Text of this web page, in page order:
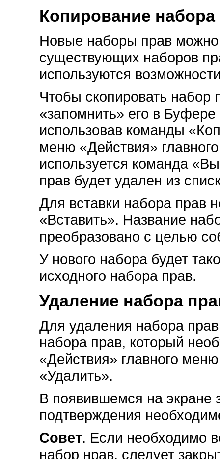
Копирование набора
Новые наборы прав можно
существующих наборов
используются
Чтобы скопировать набор
«запомнить» его в
использовав команды
меню «Действия»
используется команда
прав будет удален из
Для вставки набора прав
«Вставить». Название
преобразовано с целью
У нового набора будет
исходного набора прав.
Удаление набора
Для удаления набора
набора прав, который
«Действия» главного
«Удалить».
В появившемся на экране
подтверждения
Совет. Если необходимо
набор нрав, следует